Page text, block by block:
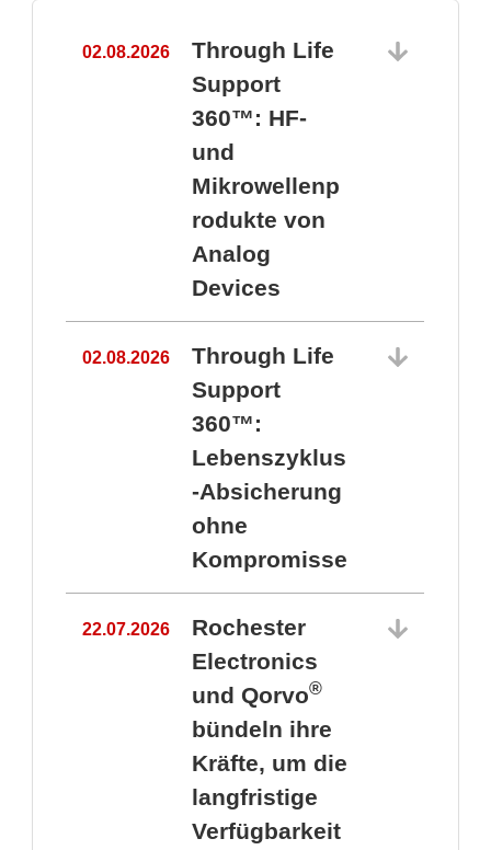
02.08.2026
Through Life
Support
360™: HF-
und
Mikrowellenp
rodukte von
Analog
Devices
02.08.2026
Through Life
Support
360™:
Lebenszyklus
-Absicherung
ohne
Kompromisse
22.07.2026
Rochester
Electronics
und Qorvo®
bündeln ihre
Kräfte, um die
langfristige
Verfügbarkeit